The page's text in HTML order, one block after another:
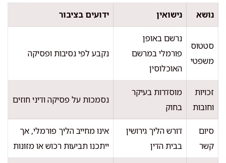
נושא נישואין ידועים בציבור
סטטוס
משפטי
נרשם באופן
פורמלי במרשם
האוכלוסין
נקבע לפי נסיבות ופסיקה
זכויות
וחובות
מוסדרות בעיקר
בחוק
נסמכות על פסיקה ודיני חוזים
סיום
קשר
דורש הליך גירושין
בבית הדין
אינו מחייב הליך פורמלי, אך
ייתכנו תביעות רכוש או מזונות